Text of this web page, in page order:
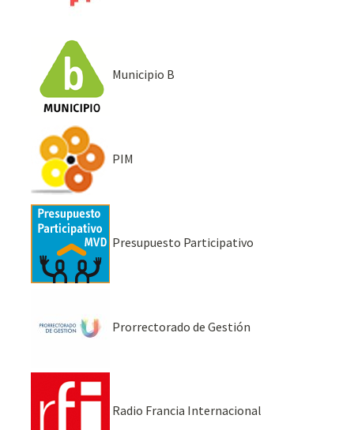
Municipio B
PIM
Presupuesto Participativo
Prorrectorado de Gestión
Radio Francia Internacional